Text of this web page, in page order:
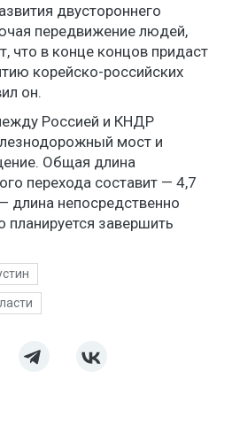
двустороннего
передвижение людей,
что в конце концов придаст
корейско-российских
он.
Россией и КНДР
мост и
Общая длина
перехода составит — 4,7
длина непосредственно
планируется завершить